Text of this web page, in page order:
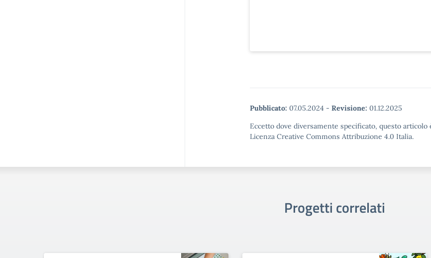
Pubblicato: 07.05.2024 - Revisione: 01.12.2025
Eccetto dove diversamente specificato, questo articolo
Licenza Creative Commons Attribuzione 4.0 Italia.
Progetti correlati